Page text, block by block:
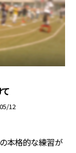
12
の本格的な練習が